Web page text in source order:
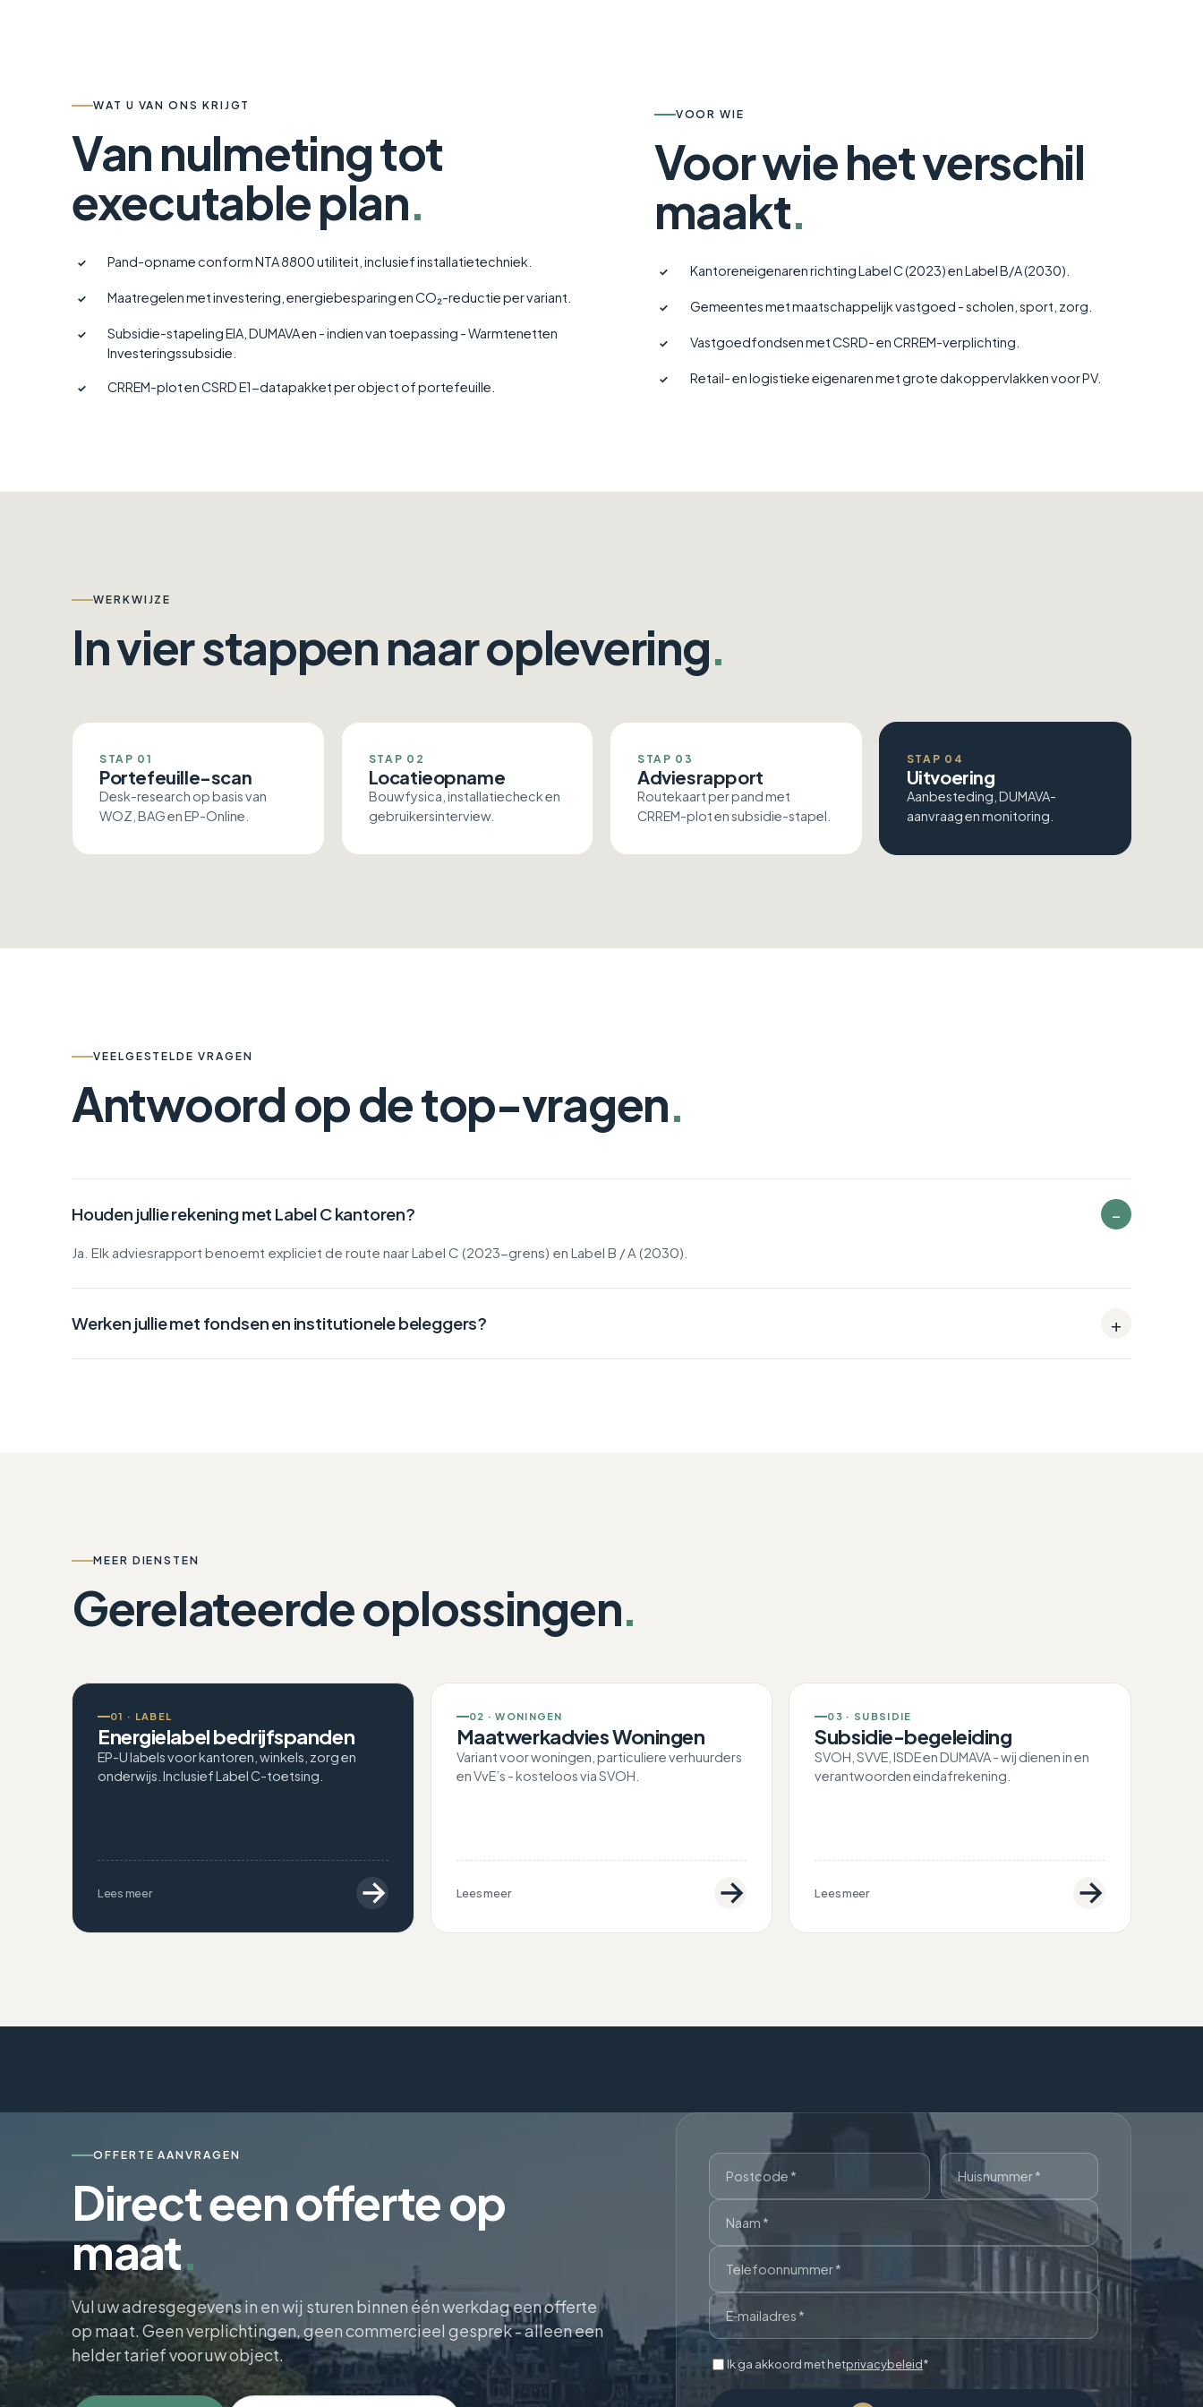
WAT U VAN ONS KRIJGT
Van nulmeting tot
executable plan.
✓ Pand-opname conform NTA 8800 utiliteit, inclusief installatietechniek.
✓ Maatregelen met investering, energiebesparing en CO₂-reductie per variant.
✓
Subsidie-stapeling EIA, DUMAVA en - indien van toepassing - Warmtenetten
Investeringssubsidie.
✓ CRREM-plot en CSRD E1-datapakket per object of portefeuille.
VOOR WIE
Voor wie het verschil
maakt.
✓ Kantoreneigenaren richting Label C (2023) en Label B/A (2030).
✓ Gemeentes met maatschappelijk vastgoed - scholen, sport, zorg.
✓ Vastgoedfondsen met CSRD- en CRREM-verplichting.
✓ Retail- en logistieke eigenaren met grote dakoppervlakken voor PV.
WERKWIJZE
In vier stappen naar oplevering.
STAP 01
Portefeuille-scan
Desk-research op basis van
WOZ, BAG en EP-Online.
STAP 02
Locatieopname
Bouwfysica, installatiecheck en
gebruikersinterview.
STAP 03
Adviesrapport
Routekaart per pand met
CRREM-plot en subsidie-stapel.
STAP 04
Uitvoering
Aanbesteding, DUMAVA-
aanvraag en monitoring.
VEELGESTELDE VRAGEN
Antwoord op de top-vragen.
Houden jullie rekening met Label C kantoren?
Ja. Elk adviesrapport benoemt expliciet de route naar Label C (2023-grens) en Label B / A (2030).
Werken jullie met fondsen en institutionele beleggers?
MEER DIENSTEN
Gerelateerde oplossingen.
01 · LABEL
Energielabel bedrijfspanden
EP-U labels voor kantoren, winkels, zorg en
onderwijs. Inclusief Label C-toetsing.
Lees meer
02 · WONINGEN
Maatwerkadvies Woningen
Variant voor woningen, particuliere verhuurders
en VvE’s - kosteloos via SVOH.
Lees meer
03 · SUBSIDIE
Subsidie-begeleiding
SVOH, SVVE, ISDE en DUMAVA - wij dienen in en
verantwoorden eindafrekening.
Lees meer
OFFERTE AANVRAGEN
Direct een offerte op
maat.
Vul uw adresgegevens in en wij sturen binnen één werkdag een offerte
op maat. Geen verplichtingen, geen commercieel gesprek - alleen een
helder tarief voor uw object.
Ik ga akkoord met hetprivacybeleid*